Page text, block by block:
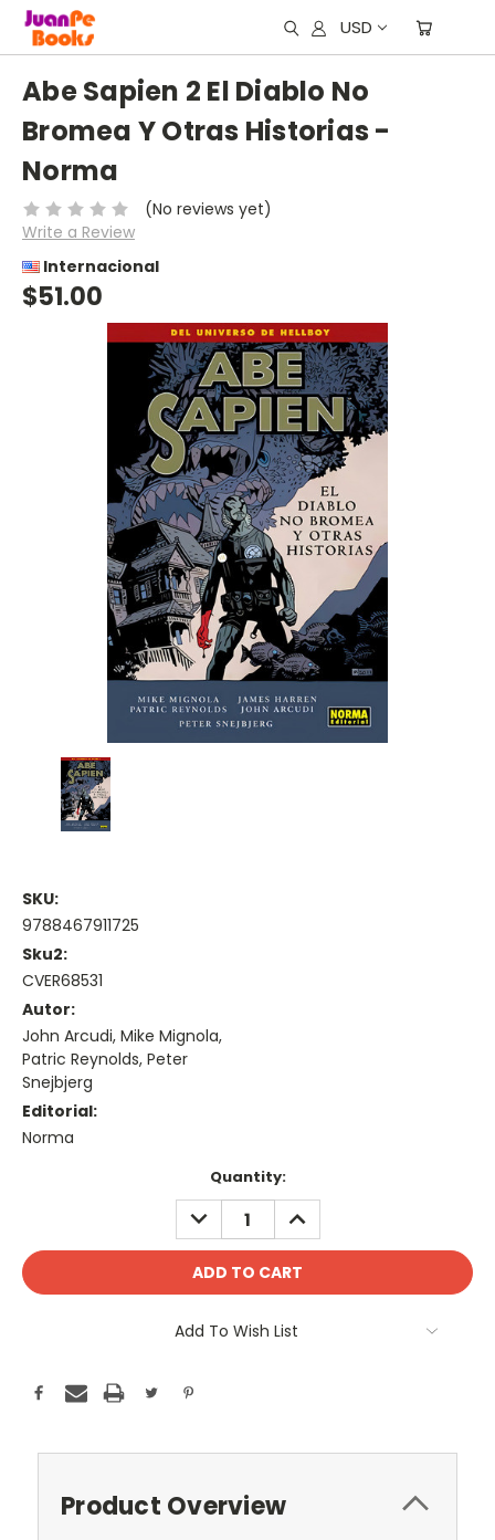
USD
Abe Sapien 2 El Diablo No
Bromea Y Otras Historias -
Norma
(No reviews yet)
Write a Review
Internacional
$51.00
SKU:
9788467911725
Sku2:
CVER68531
Autor:
John Arcudi, Mike Mignola,
Patric Reynolds, Peter
Snejbjerg
Editorial:
Norma
Quantity:
DECREASE
QUANTITY:
INCREASE
QUANTITY:
Add To Wish List
Product Overview